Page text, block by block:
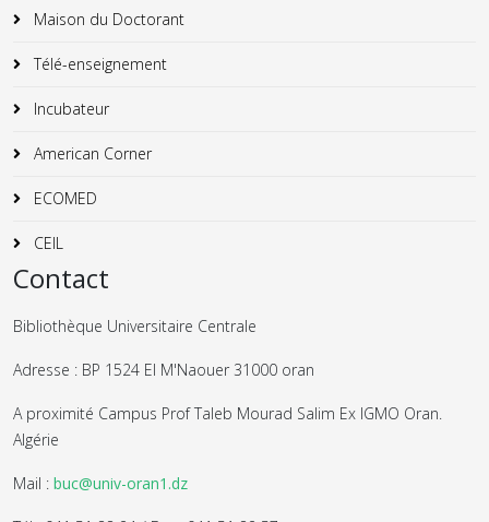
Maison du Doctorant
Télé-enseignement
Incubateur
American Corner
ECOMED
CEIL
Contact
Bibliothèque Universitaire Centrale
Adresse : BP 1524 El M'Naouer 31000 oran
A proximité Campus Prof Taleb Mourad Salim Ex IGMO Oran.
Algérie
Mail : buc@univ-oran1.dz